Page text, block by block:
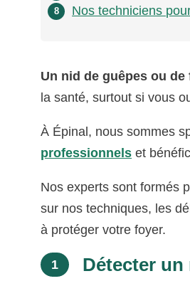
8 Nos techniciens
Un nid de guêpes ou
la santé, surtout si vous
À Épinal, nous sommes
professionnels et
Nos experts sont formés
sur nos techniques, les
à protéger votre foyer.
1 Détecter